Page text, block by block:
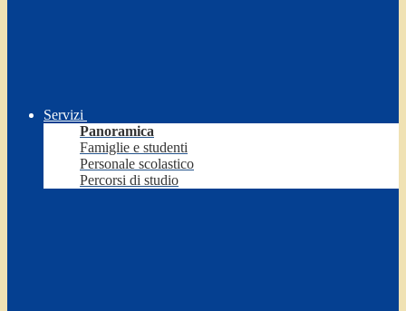
Servizi
Panoramica
Famiglie e studenti
Personale scolastico
Percorsi di studio